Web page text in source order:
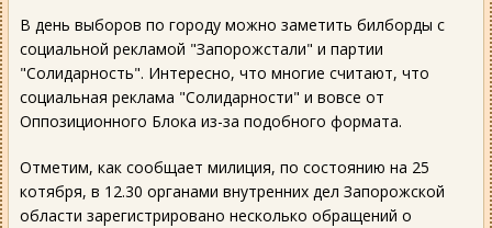
В день выборов по городу можно заметить билборды с
социальной рекламой "Запорожстали" и партии
"Солидарность". Интересно, что многие считают, что
социальная реклама "Солидарности" и вовсе от
Оппозиционного Блока из-за подобного формата.
Отметим, как сообщает милиция, по состоянию на 25
котября, в 12.30 органами внутренних дел Запорожской
области зарегистрировано несколько обращений о